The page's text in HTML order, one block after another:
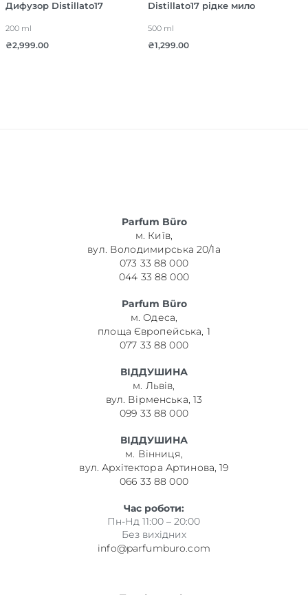
Дифузор Distillato17
200 ml
₴2,999.00
Distillato17 рідке мило
500 ml
₴1,299.00
Parfum Büro
м. Київ,
вул. Володимирська 20/1а
073 33 88 000
044 33 88 000
Parfum Büro
м. Одеса,
площа Європейська, 1
077 33 88 000
ВІДДУШИНА
м. Львів,
вул. Вірменська, 13
099 33 88 000
ВІДДУШИНА
м. Вінниця,
вул. Архітектора Артинова, 19
066 33 88 000
Час роботи:
Пн-Нд 11:00 – 20:00
Без вихідних
info@parfumburo.com